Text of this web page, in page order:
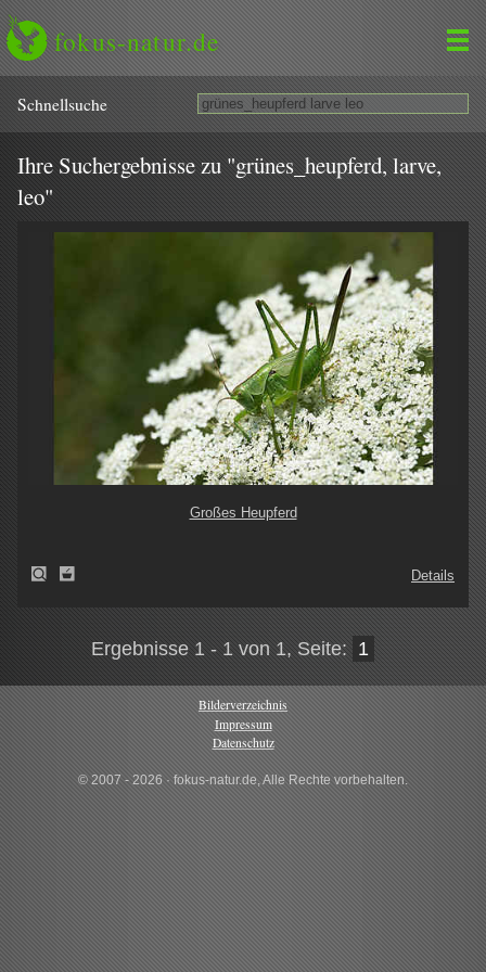
fokus-natur.de
Schnell­suche
Ihre Suchergebnisse zu "grünes_heupferd, larve,
leo"
Großes Heupferd
Details
Ergebnisse 1 - 1 von 1, Seite: 1
Bilderverzeichnis
Impressum
Datenschutz
© 2007 - 2026 · fokus-natur.de, Alle Rechte vorbehalten.